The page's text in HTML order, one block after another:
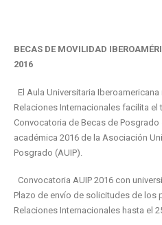
BECAS DE MOVILIDAD
2016
El Aula Universitaria
Relaciones Internacionales facilita
Convocatoria de Becas de
académica 2016 de la Asociación
Posgrado (AUIP).
Convocatoria AUIP 2016 con
Plazo de envío de solicitudes de los
Relaciones Internacionales hasta el